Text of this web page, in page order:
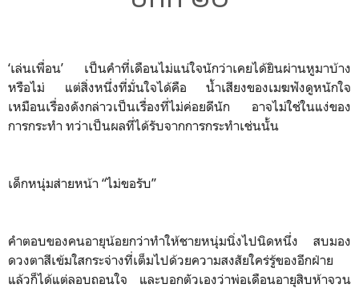
‘เล่นเพื่อน’ เป็นคำที่เดือนไม่แน่ใจนักว่าเคยได้ยินผ่านหูมาบ้าง
หรือไม่ แต่สิ่งหนึ่งที่มั่นใจได้คือ น้ำเสียงของเมฆฟังดูหนักใจ
เหมือนเรื่องดังกล่าวเป็นเรื่องที่ไม่ค่อยดีนัก อาจไม่ใช่ในแง่ของ
การกระทำ ทว่าเป็นผลที่ได้รับจากการกระทำเช่นนั้น
เด็กหนุ่มส่ายหน้า “ไม่ขอรับ”
คำตอบของคนอายุน้อยกว่าทำให้ชายหนุ่มนิ่งไปนิดหนึ่ง สบมอง
ดวงตาสีเข้มใสกระจ่างที่เต็มไปด้วยความสงสัยใคร่รู้ของอีกฝ่าย
แล้วก็ได้แต่ลอบถอนใจ และบอกตัวเองว่าพ่อเดือนอายุสิบห้าจวน